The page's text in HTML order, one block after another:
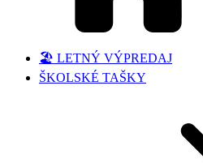
🏖️ LETNÝ VÝPREDAJ
ŠKOLSKÉ TAŠKY